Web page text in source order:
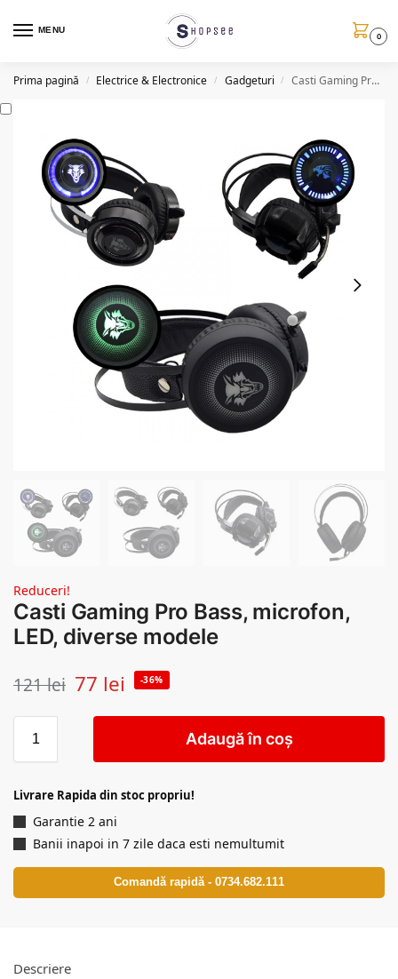
MENU
0
Prima pagină / Electrice & Electronice / Gadgeturi / Casti Gaming Pro Bass, microfon, LED, diverse modele
Reduceri!
Casti Gaming Pro Bass, microfon,
LED, diverse modele
121lei 77 lei -36%
Adaugă în coș
Livrare Rapida din stoc propriu!
Garantie 2 ani
Banii inapoi in 7 zile daca esti nemultumit
Comandă rapidă - 0734.682.111
Descriere